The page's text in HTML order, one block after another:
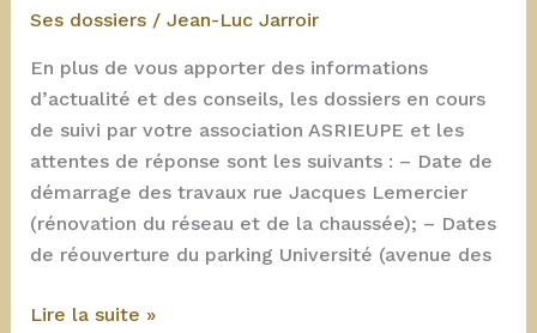
Ses dossiers/ Jean-Luc Jarroir
En plus de vous apporter des informations
d’actualité et des conseils, les dossiers en cours
de suivi par votre association ASRIEUPE et les
attentes de réponse sont les suivants : – Date de
démarrage des travaux rue Jacques Lemercier
(rénovation du réseau et de la chaussée); – Dates
de réouverture du parking Université (avenue des
Juin
Lire la suite »